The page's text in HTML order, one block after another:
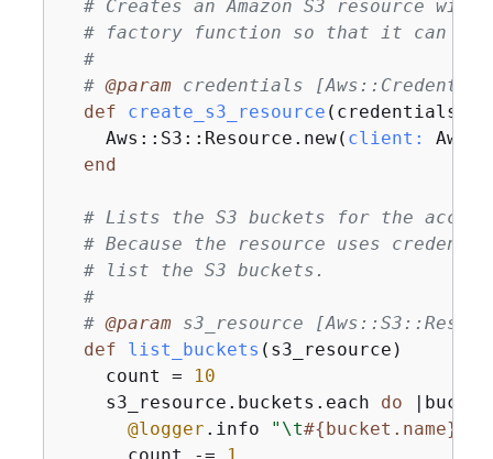
# Creates an Amazon S3 resource
# factory function so that it can be
#
# @param credentials
def
create_s3_resource (credentials)
    Aws::S3::Resource.new(
client:
end
# Lists the S3 buckets for the
# Because the resource uses
# list the S3 buckets.
#
# @param s3_resource
def
list_buckets (s3_resource)
    count =
10
    s3_resource.buckets.each
do
@logger .info "\t#{bucket.name}